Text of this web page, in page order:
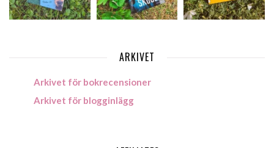
ARKIVET
Arkivet för bokrecensioner
Arkivet för blogginlägg